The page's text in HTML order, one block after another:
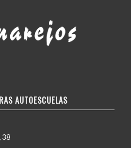
AUTOESCUELAS
38